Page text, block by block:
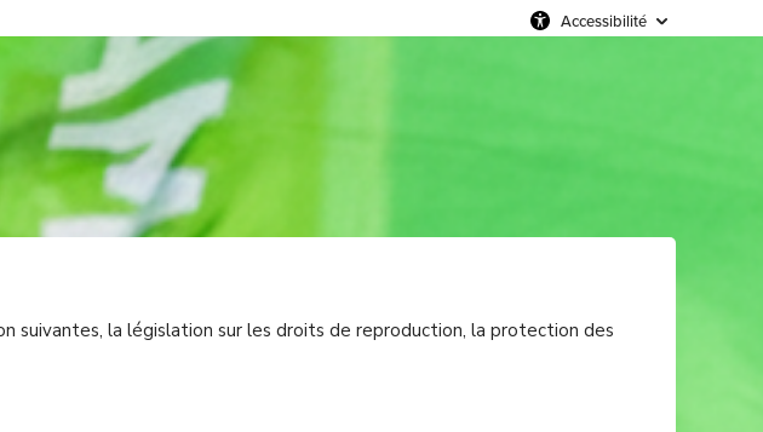
Accessibilité
suivantes, la législation sur les droits de reproduction, la protection des